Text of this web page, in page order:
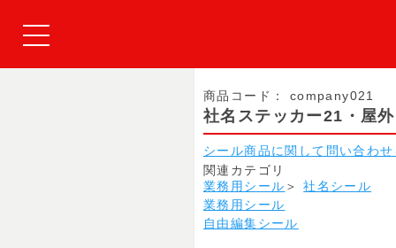
商品コード： company021
社名ステッカー21・屋
シール商品に関して問い合わ
関連カテゴリ
業務用シール ＞
社名シール
業務用シール
自由編集シール